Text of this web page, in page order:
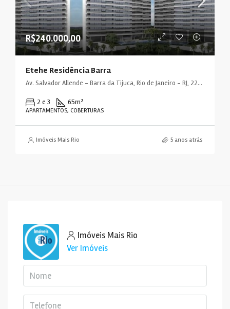
R$240.000,00
Etehe Residência Barra
Av. Salvador Allende - Barra da Tijuca, Rio de Janeiro - RJ, 22780-160, Brasil
2 e 3 65m²
APARTAMENTOS, COBERTURAS
Imóveis Mais Rio 5 anos atrás
Imóveis Mais Rio
Ver Imóveis